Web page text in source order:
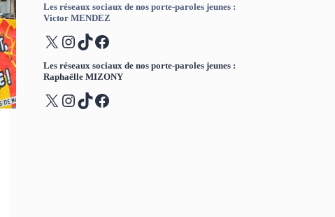
Les réseaux sociaux de nos porte-paroles jeunes :
Victor MENDEZ
X Instagram
TikTok
Facebook
Les réseaux sociaux de nos porte-paroles jeunes :
Raphaëlle MIZONY
X Instagram
TikTok
Facebook